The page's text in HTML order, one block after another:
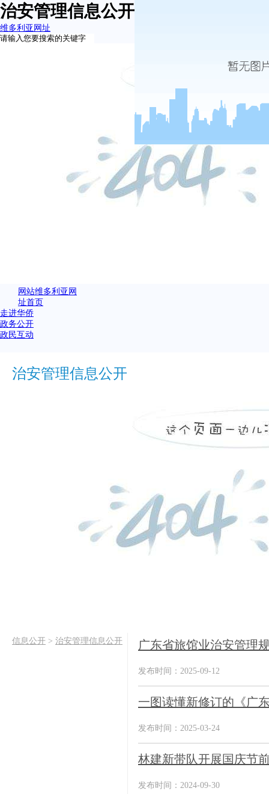
治安管理信息公开-维多利亚网址
维多利亚网址
网站维多利亚网
址首页
走进华侨
政务公开
政民互动
治安管理信息公开
信息公开 > 治安管理信息公开 广东省旅馆业治安管理
发布时间：2025-09-12
一图读懂新修订的《广
发布时间：2025-03-24
林建新带队开展国庆节
发布时间：2024-09-30